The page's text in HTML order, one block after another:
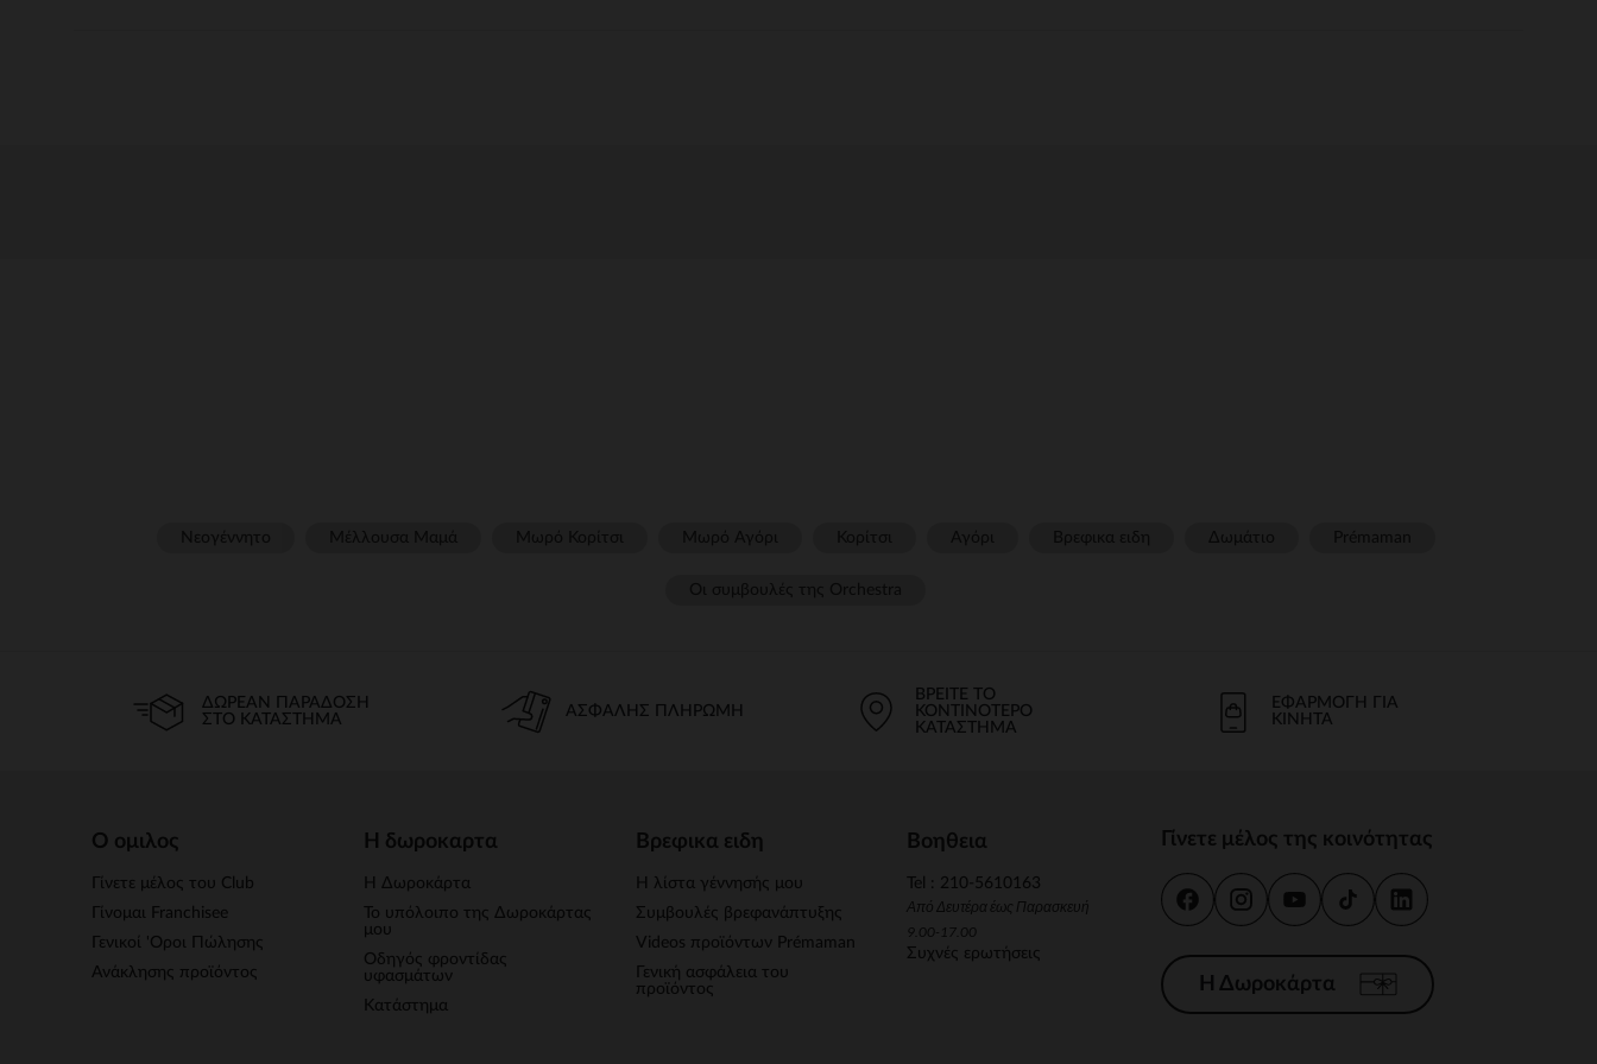
ΔΩΡΕΆΝ ΠΑΡΆΔΟΣΗ
ΣΤΟ ΚΑΤΆΣΤΗΜΑ
ΑΣΦΑΛΉΣ ΠΛΗΡΩΜΉ
ΒΡΕΊΤΕ ΤΟ
ΚΟΝΤΙΝΌΤΕΡΟ
ΚΑΤΆΣΤΗΜΑ
ΕΦΑΡΜΟΓΉ ΓΙΑ
ΚΙΝΗΤΆ
Ο ομιλος
Γίνετε μέλος του Club
Γίνομαι Franchisee
Γενικοί 'Οροι Πώλησης
Ανάκλησης προϊόντος
Η δωροκαρτα
Η Δωροκάρτα
Το υπόλοιπο της Δωροκάρτας
μου
Οδηγός φροντίδας
υφασμάτων
Κατάστημα
Βρεφικα ειδη
Η λίστα γέννησής μου
Συμβουλές βρεφανάπτυξης
Videos προϊόντων Prémaman
Γενική ασφάλεια του
προϊόντος
Βοηθεια
Tel : 210-5610163
Από Δευτέρα έως Παρασκευή
9.00-17.00
Συχνές ερωτήσεις
Γίνετε μέλος της κοινότητας
Η Δωροκάρτα